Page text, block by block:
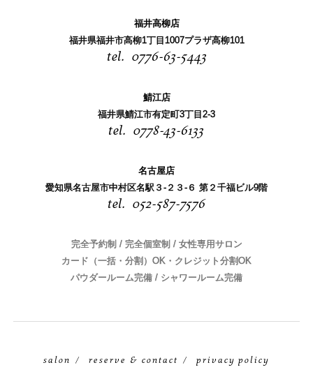
福井高柳店
福井県福井市高柳1丁目1007プラザ高柳101
0776-63-5443
鯖江店
福井県鯖江市有定町3丁目2-3
0778-43-6133
名古屋店
愛知県名古屋市中村区名駅３-２３-６ 第２千福ビル9階
052-587-7576
完全予約制 / 完全個室制 / 女性専用サロン
カード（一括・分割）OK・クレジット分割OK
パウダールーム完備 / シャワールーム完備
salon reserve & contact privacy policy